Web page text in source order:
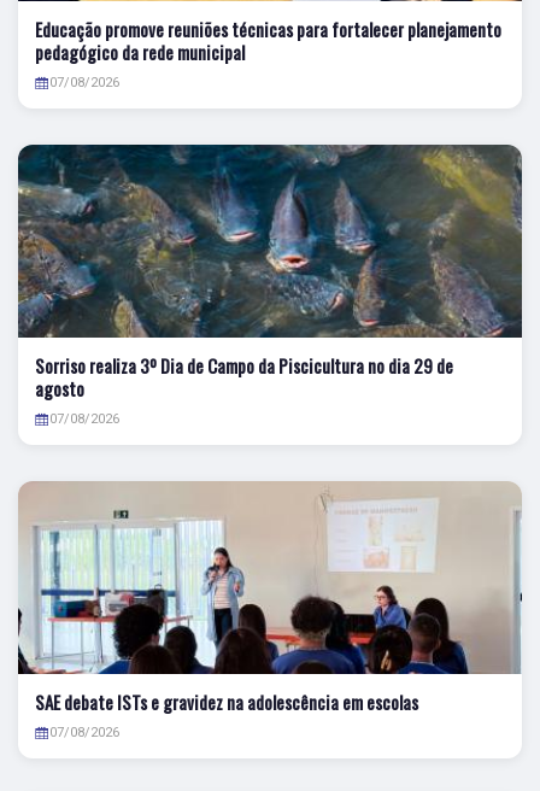
Educação promove reuniões técnicas para fortalecer planejamento
pedagógico da rede municipal
07/08/2026
Sorriso realiza 3º Dia de Campo da Piscicultura no dia 29 de
agosto
07/08/2026
SAE debate ISTs e gravidez na adolescência em escolas
07/08/2026